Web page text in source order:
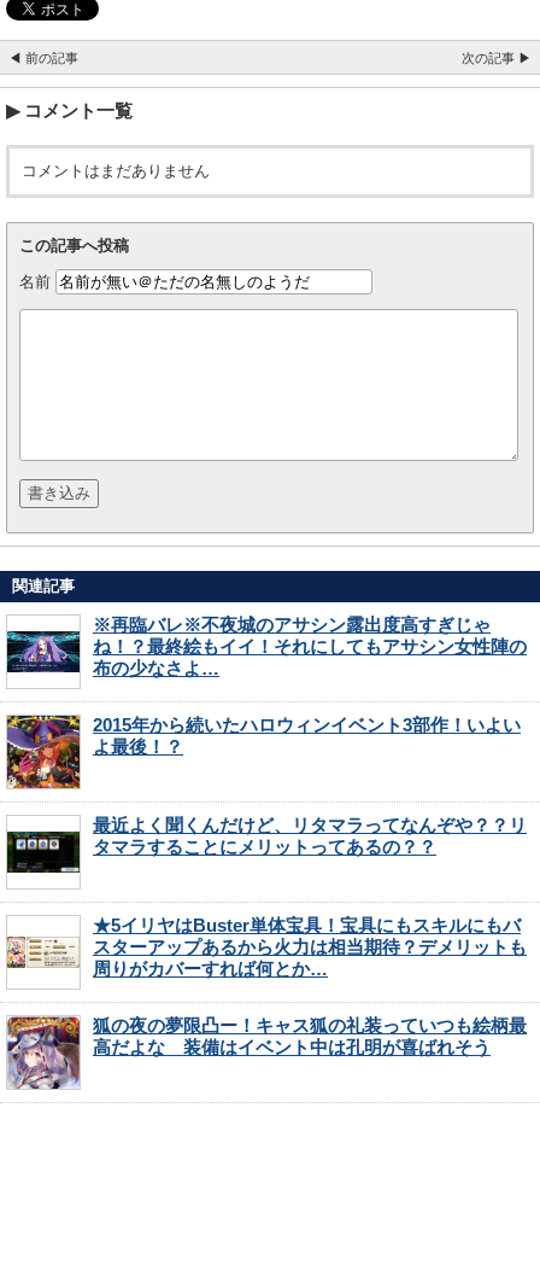
◀ 前の記事 次の記事 ▶
コメント一覧
コメントはまだありません
この記事へ投稿
名前
関連記事
※再臨バレ※不夜城のアサシン露出度高すぎじゃ
ね！？最終絵もイイ！それにしてもアサシン女性陣の
布の少なさよ…
2015年から続いたハロウィンイベント3部作！いよい
よ最後！？
最近よく聞くんだけど、リタマラってなんぞや？？リ
タマラすることにメリットってあるの？？
★5イリヤはBuster単体宝具！宝具にもスキルにもバ
スターアップあるから火力は相当期待？デメリットも
周りがカバーすれば何とか…
狐の夜の夢限凸ー！キャス狐の礼装っていつも絵柄最
高だよな 装備はイベント中は孔明が喜ばれそう